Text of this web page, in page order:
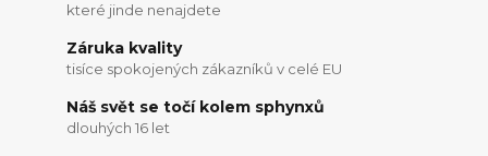
které jinde nenajdete
Záruka kvality
tisíce spokojených zákazníků v celé EU
Náš svět se točí kolem sphynxů
dlouhých 16 let